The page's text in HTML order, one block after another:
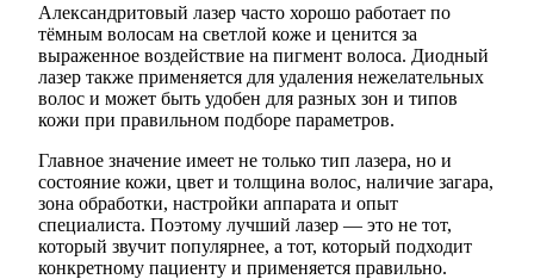
Александритовый лазер часто хорошо работает по
тёмным волосам на светлой коже и ценится за
выраженное воздействие на пигмент волоса. Диодный
лазер также применяется для удаления нежелательных
волос и может быть удобен для разных зон и типов
кожи при правильном подборе параметров.
Главное значение имеет не только тип лазера, но и
состояние кожи, цвет и толщина волос, наличие загара,
зона обработки, настройки аппарата и опыт
специалиста. Поэтому лучший лазер — это не тот,
который звучит популярнее, а тот, который подходит
конкретному пациенту и применяется правильно.